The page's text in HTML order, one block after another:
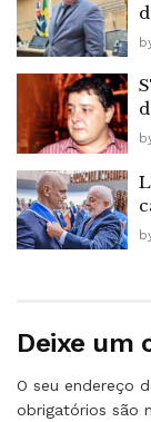
Deixe um
O seu endereço
obrigatórios são